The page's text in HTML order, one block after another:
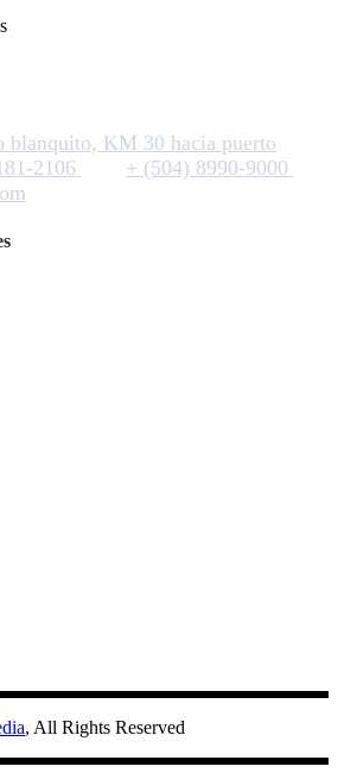
blanquito, KM 30 hacia puerto
2106
+ (504) 8990-9000
, All Rights Reserved